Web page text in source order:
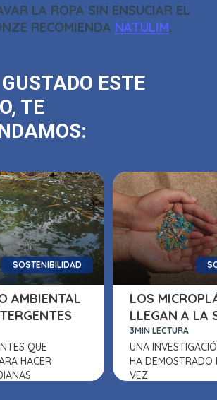
LA ROPA SIN ENSUCIAR EL
RECOMIENDA NATULIM.
ESTE
TE
SOSTENIBILIDAD
AMBIENTAL
QUE
HACER
LOS
LLEGAN A LA
3MIN LECTURA
UNA
HA DEMOSTRADO
VEZ